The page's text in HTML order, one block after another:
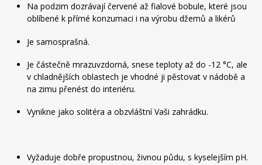
Na podzim dozrávají červené až fialové bobule, které jsou
oblíbené k přímé konzumaci i na výrobu džemů a likérů
Je samosprašná.
Je částečně mrazuvzdorná, snese teploty až do -12 °C, ale
v chladnějších oblastech je vhodné ji pěstovat v nádobě a
na zimu přenést do interiéru.
Vynikne jako solitéra a obzvláštní Vaši zahrádku.
Vyžaduje dobře propustnou, živnou půdu, s kyselejším pH.